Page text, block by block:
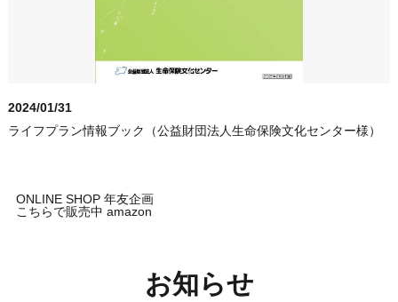
2024/01/31
ライフプラン情報ブック（公益財団法人生命保険文化センター様）
ONLINE SHOP 年友企画
こちらで販売中 amazon
お知らせ